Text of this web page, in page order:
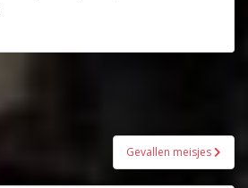
Gevallen meisjes